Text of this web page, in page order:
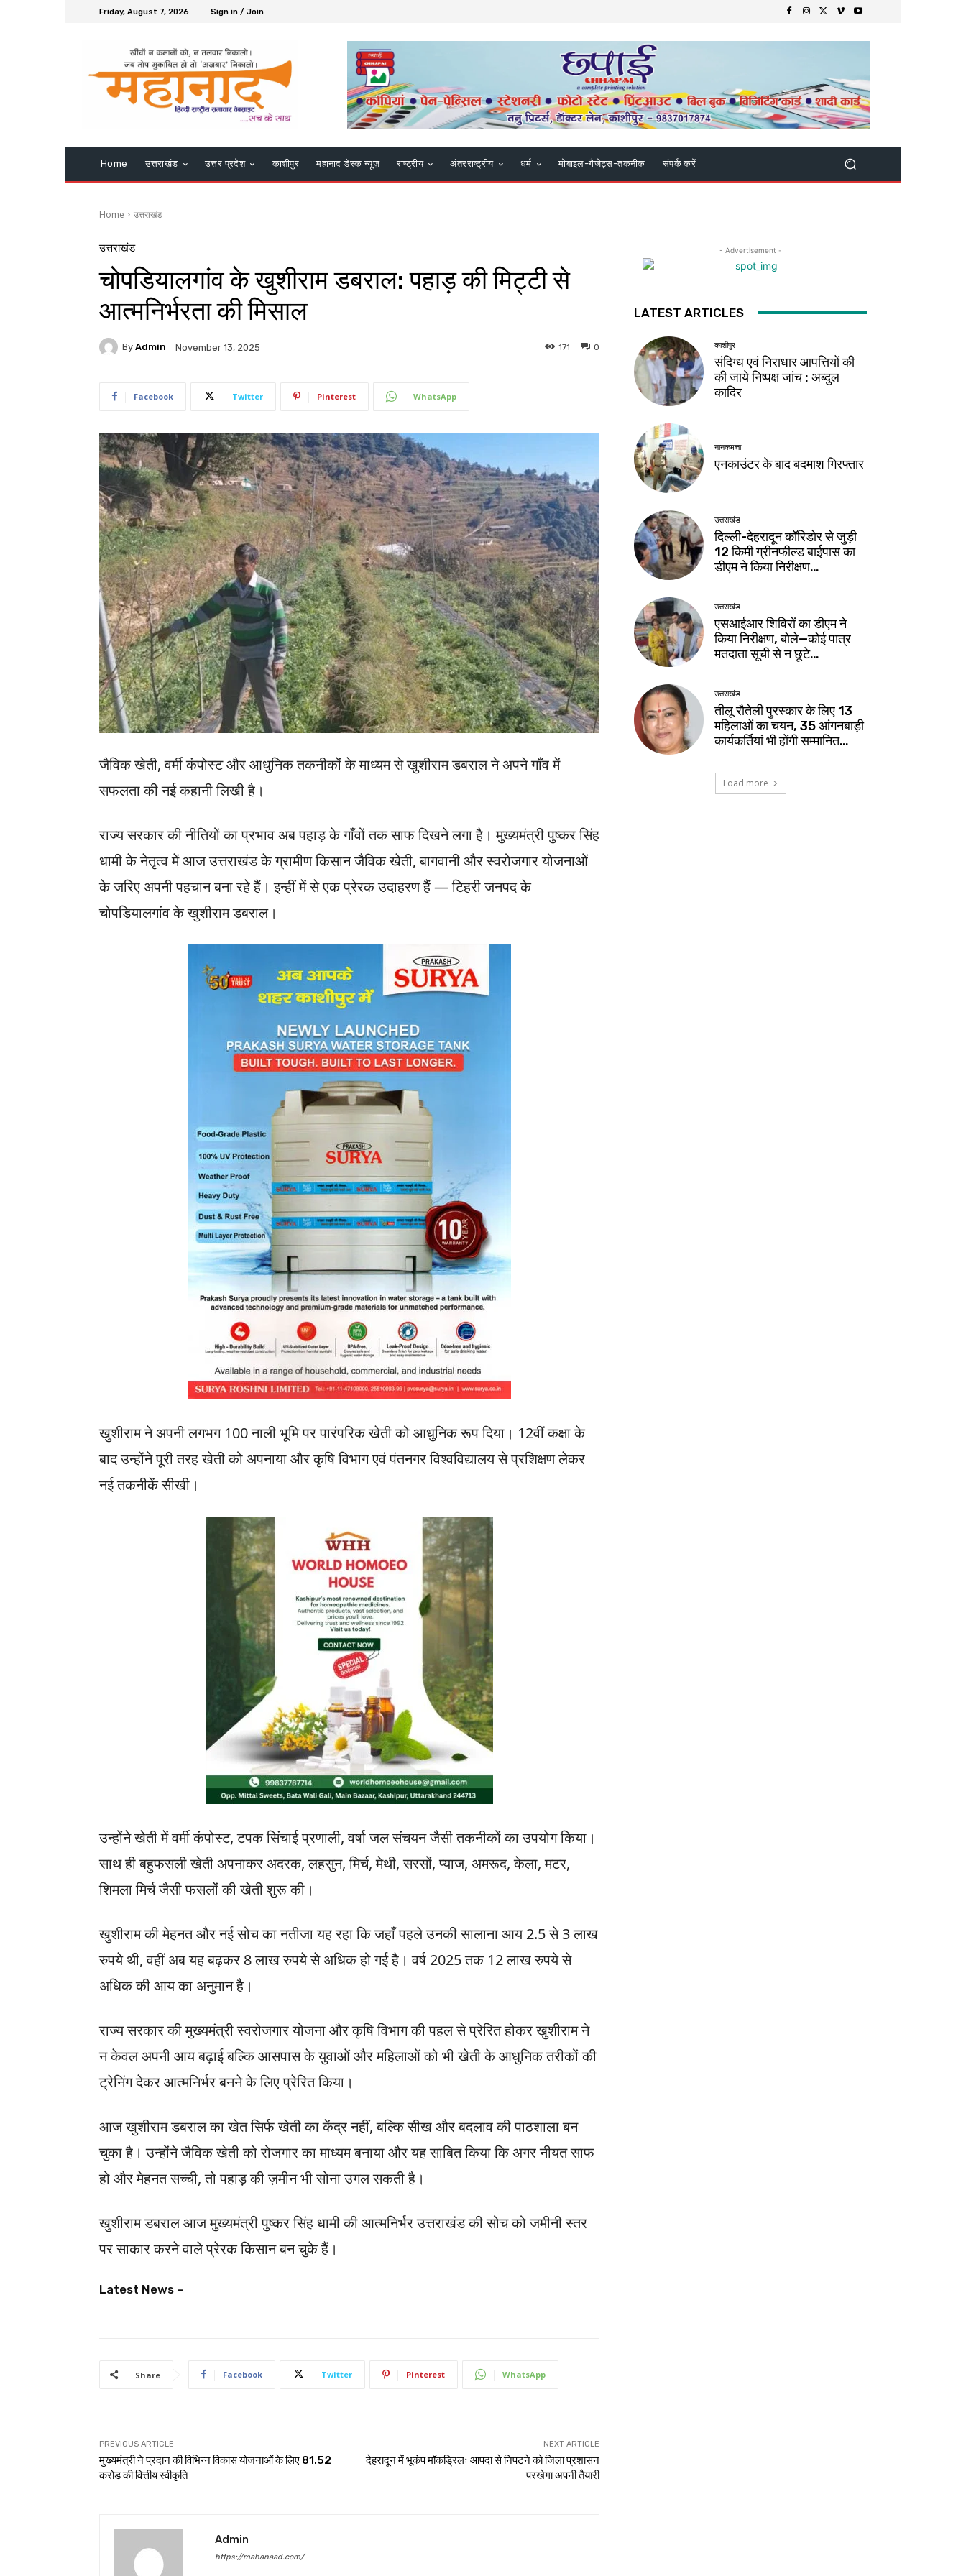
Friday, August 7, 2026 Sign in / Join
Home उत्तराखंड उत्तर प्रदेश काशीपुर महानाद डेस्क न्यूज़ राष्ट्रीय अंतरराष्ट्रीय धर्म मोबाइल-गैजेट्स-तकनीक संपर्क करें
Home उत्तराखंड
उत्तराखंड
चोपडियालगांव के खुशीराम डबराल: पहाड़ की मिट्टी से
आत्मनिर्भरता की मिसाल
By Admin November 13, 2025 0
171
Facebook Twitter Pinterest WhatsApp
जैविक खेती, वर्मी कंपोस्ट और आधुनिक तकनीकों के माध्यम से खुशीराम डबराल ने अपने गाँव में
सफलता की नई कहानी लिखी है।
राज्य सरकार की नीतियों का प्रभाव अब पहाड़ के गाँवों तक साफ दिखने लगा है। मुख्यमंत्री पुष्कर सिंह
धामी के नेतृत्व में आज उत्तराखंड के ग्रामीण किसान जैविक खेती, बागवानी और स्वरोजगार योजनाओं
के जरिए अपनी पहचान बना रहे हैं। इन्हीं में से एक प्रेरक उदाहरण हैं — टिहरी जनपद के
चोपडियालगांव के खुशीराम डबराल।
खुशीराम ने अपनी लगभग 100 नाली भूमि पर पारंपरिक खेती को आधुनिक रूप दिया। 12वीं कक्षा के
बाद उन्होंने पूरी तरह खेती को अपनाया और कृषि विभाग एवं पंतनगर विश्वविद्यालय से प्रशिक्षण लेकर
नई तकनीकें सीखी।
उन्होंने खेती में वर्मी कंपोस्ट, टपक सिंचाई प्रणाली, वर्षा जल संचयन जैसी तकनीकों का उपयोग किया।
साथ ही बहुफसली खेती अपनाकर अदरक, लहसुन, मिर्च, मेथी, सरसों, प्याज, अमरूद, केला, मटर,
शिमला मिर्च जैसी फसलों की खेती शुरू की।
खुशीराम की मेहनत और नई सोच का नतीजा यह रहा कि जहाँ पहले उनकी सालाना आय 2.5 से 3 लाख
रुपये थी, वहीं अब यह बढ़कर 8 लाख रुपये से अधिक हो गई है। वर्ष 2025 तक 12 लाख रुपये से
अधिक की आय का अनुमान है।
राज्य सरकार की मुख्यमंत्री स्वरोजगार योजना और कृषि विभाग की पहल से प्रेरित होकर खुशीराम ने
न केवल अपनी आय बढ़ाई बल्कि आसपास के युवाओं और महिलाओं को भी खेती के आधुनिक तरीकों की
ट्रेनिंग देकर आत्मनिर्भर बनने के लिए प्रेरित किया।
आज खुशीराम डबराल का खेत सिर्फ खेती का केंद्र नहीं, बल्कि सीख और बदलाव की पाठशाला बन
चुका है। उन्होंने जैविक खेती को रोजगार का माध्यम बनाया और यह साबित किया कि अगर नीयत साफ
हो और मेहनत सच्ची, तो पहाड़ की ज़मीन भी सोना उगल सकती है।
खुशीराम डबराल आज मुख्यमंत्री पुष्कर सिंह धामी की आत्मनिर्भर उत्तराखंड की सोच को जमीनी स्तर
पर साकार करने वाले प्रेरक किसान बन चुके हैं।
Latest News –
Share Facebook Twitter Pinterest WhatsApp
PREVIOUS ARTICLE
मुख्यमंत्री ने प्रदान की विभिन्न विकास योजनाओं के लिए 81.52
करोड की वित्तीय स्वीकृति
NEXT ARTICLE
देहरादून में भूकंप मॉकड्रिलः आपदा से निपटने को जिला प्रशासन
परखेगा अपनी तैयारी
Admin
https://mahanaad.com/
- Advertisement -
LATEST ARTICLES
काशीपुर
संदिग्ध एवं निराधार आपत्तियों की
की जाये निष्पक्ष जांच : अब्दुल
कादिर
नानकमत्ता
एनकाउंटर के बाद बदमाश गिरफ्तार
उत्तराखंड
दिल्ली-देहरादून कॉरिडोर से जुड़ी
12 किमी ग्रीनफील्ड बाईपास का
डीएम ने किया निरीक्षण…
उत्तराखंड
एसआईआर शिविरों का डीएम ने
किया निरीक्षण, बोले—कोई पात्र
मतदाता सूची से न छूटे…
उत्तराखंड
तीलू रौतेली पुरस्कार के लिए 13
महिलाओं का चयन, 35 आंगनबाड़ी
कार्यकर्तियां भी होंगी सम्मानित…
Load more